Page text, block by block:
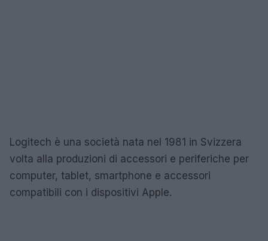
Logitech è una società nata nel 1981 in Svizzera
volta alla produzioni di accessori e periferiche per
computer, tablet, smartphone e accessori
compatibili con i dispositivi Apple.